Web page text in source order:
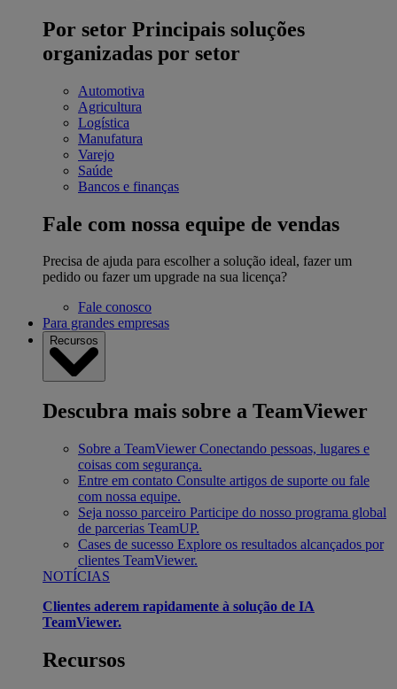
Por setor Principais soluções
organizadas por setor
Automotiva
Agricultura
Logística
Manufatura
Varejo
Saúde
Bancos e finanças
Fale com nossa equipe de vendas
Precisa de ajuda para escolher a solução ideal, fazer um
pedido ou fazer um upgrade na sua licença?
Fale conosco
Para grandes empresas
Recursos
Descubra mais sobre a TeamViewer
Sobre a TeamViewer Conectando pessoas, lugares e
coisas com segurança.
Entre em contato Consulte artigos de suporte ou fale
com nossa equipe.
Seja nosso parceiro Participe do nosso programa global
de parcerias TeamUP.
Cases de sucesso Explore os resultados alcançados por
clientes TeamViewer.
NOTÍCIAS
Clientes aderem rapidamente à solução de IA
TeamViewer.
Recursos